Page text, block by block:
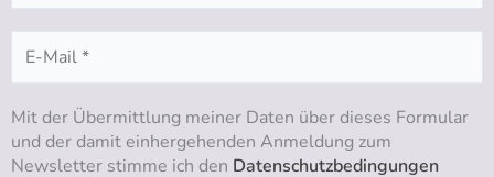
Mit der Übermittlung meiner Daten über dieses Formular
und der damit einhergehenden Anmeldung zum
Newsletter stimme ich den Datenschutzbedingungen